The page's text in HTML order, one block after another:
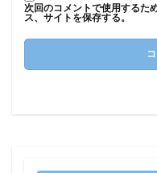
次回のコメントで使用するた
ス、サイトを保存する。